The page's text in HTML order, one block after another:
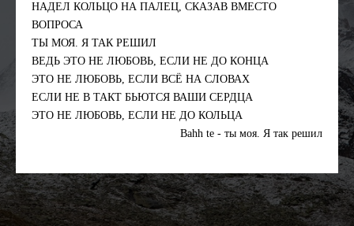
НАДЕЛ КОЛЬЦО НА ПАЛЕЦ, СКАЗАВ ВМЕСТО
ВОПРОСА
ТЫ МОЯ. Я ТАК РЕШИЛ
ВЕДЬ ЭТО НЕ ЛЮБОВЬ, ЕСЛИ НЕ ДО КОНЦА
ЭТО НЕ ЛЮБОВЬ, ЕСЛИ ВСЁ НА СЛОВАХ
ЕСЛИ НЕ В ТАКТ БЬЮТСЯ ВАШИ СЕРДЦА
ЭТО НЕ ЛЮБОВЬ, ЕСЛИ НЕ ДО КОЛЬЦА
Bahh te - ты моя. Я так решил